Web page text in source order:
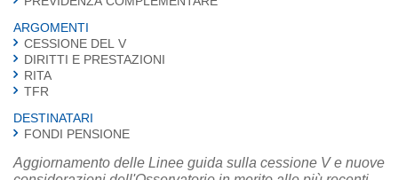
ARGOMENTI
CESSIONE DEL V
DIRITTI E PRESTAZIONI
RITA
TFR
DESTINATARI
FONDI PENSIONE
Aggiornamento delle Linee guida sulla cessione V e nuove